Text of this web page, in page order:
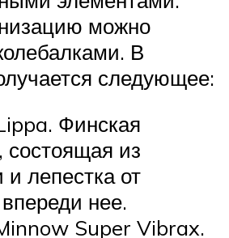
можно
В
следующее:
Финская
состоящая из
и лепестка от
нее.
Super Vibrax.